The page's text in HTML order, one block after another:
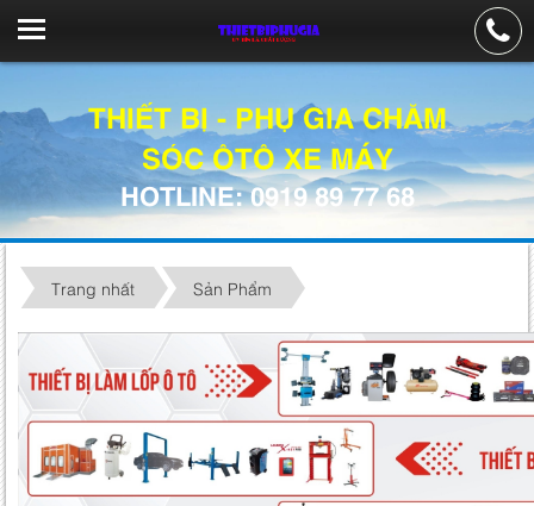
THIẾT BỊ - PHỤ GIA CHĂM
SÓC ÔTÔ XE MÁY
HOTLINE: 0919 89 77 68
Trang nhất Sản Phẩm